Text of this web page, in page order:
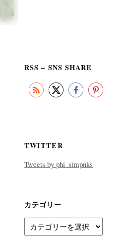
RSS – SNS SHARE
TWITTER
Tweets by phi_stmpnks
カテゴリー
テ